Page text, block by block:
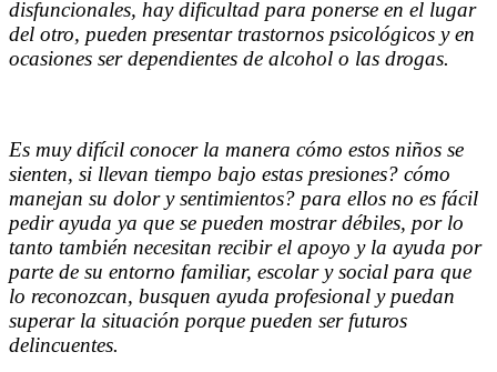
disfuncionales, hay dificultad para ponerse en el lugar
del otro, pueden presentar trastornos psicológicos y en
ocasiones ser dependientes de alcohol o las drogas.
Es muy difícil conocer la manera cómo estos niños se
sienten, si llevan tiempo bajo estas presiones? cómo
manejan su dolor y sentimientos? para ellos no es fácil
pedir ayuda ya que se pueden mostrar débiles, por lo
tanto también necesitan recibir el apoyo y la ayuda por
parte de su entorno familiar, escolar y social para que
lo reconozcan, busquen ayuda profesional y puedan
superar la situación porque pueden ser futuros
delincuentes.